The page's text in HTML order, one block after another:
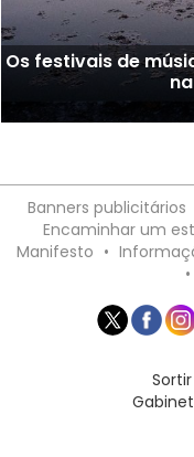
Os festivais de
Banners publicitários
Encaminhar um
Manifesto •
•